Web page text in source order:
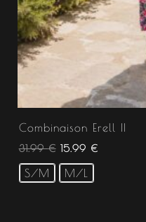
Combinaison Erell II
31.99€ 15.99 €
S/M M/L